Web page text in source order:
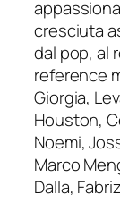
cresciuta
dal pop, al
reference
Giorgia,
Houston,
Noemi,
Marco
Dalla,